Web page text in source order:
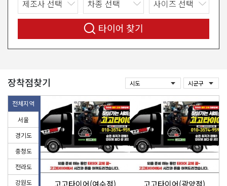
타이어 찾기
장착점찾기
전체지역
서울
경기도
충청도
전라도
강원도
순천점) 고고타이어(여수점) 고고타이어(광양점)